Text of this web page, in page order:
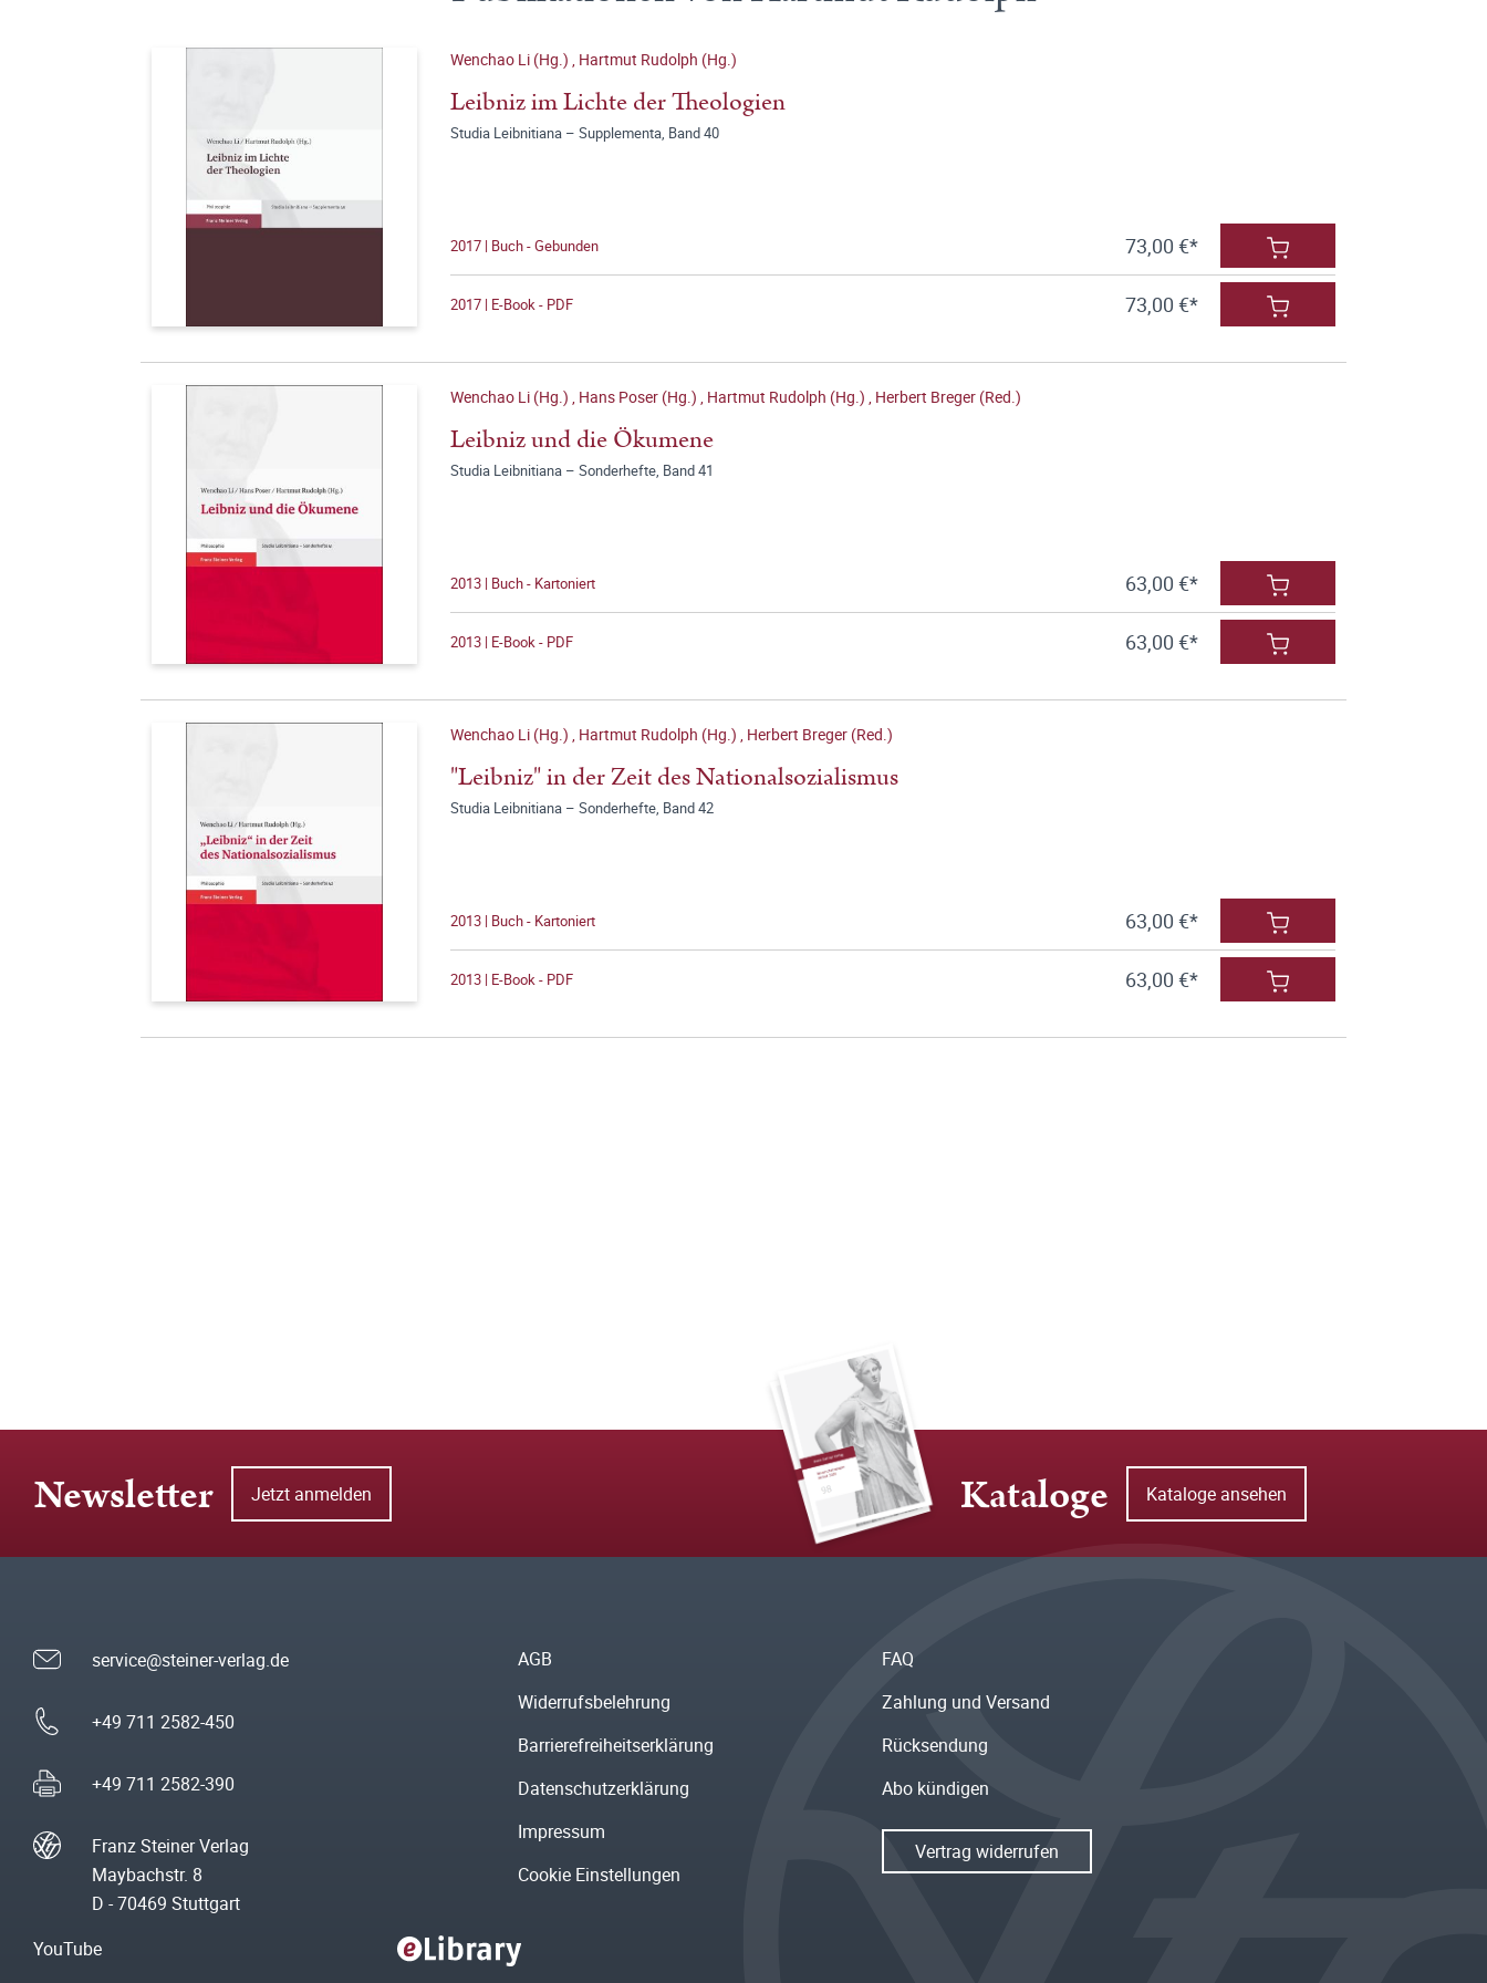
Wenchao Li (Hg.) , Hartmut Rudolph (Hg.)
Leibniz im Lichte der Theologien
Studia Leibnitiana – Supplementa, Band 40
2017 | Buch - Gebunden 73,00 €*
2017 | E-Book - PDF 73,00 €*
Wenchao Li (Hg.) , Hans Poser (Hg.) , Hartmut Rudolph (Hg.) , Herbert Breger (Red.)
Leibniz und die Ökumene
Studia Leibnitiana – Sonderhefte, Band 41
2013 | Buch - Kartoniert 63,00 €*
2013 | E-Book - PDF 63,00 €*
Wenchao Li (Hg.) , Hartmut Rudolph (Hg.) , Herbert Breger (Red.)
"Leibniz" in der Zeit des Nationalsozialismus
Studia Leibnitiana – Sonderhefte, Band 42
2013 | Buch - Kartoniert 63,00 €*
2013 | E-Book - PDF 63,00 €*
Newsletter Jetzt anmelden Kataloge Kataloge ansehen
service@steiner-verlag.de
+49 711 2582-450
+49 711 2582-390
Franz Steiner Verlag
Maybachstr. 8
D - 70469 Stuttgart
AGB
Widerrufsbelehrung
Barrierefreiheitserklärung
Datenschutzerklärung
Impressum
Cookie Einstellungen
FAQ
Zahlung und Versand
Rücksendung
Abo kündigen
Vertrag widerrufen
YouTube